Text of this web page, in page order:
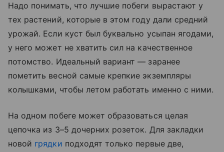
Надо понимать, что лучшие побеги вырастают у
тех растений, которые в этом году дали средний
урожай. Если куст был буквально усыпан ягодами,
у него может не хватить сил на качественное
потомство. Идеальный вариант — заранее
пометить весной самые крепкие экземпляры
колышками, чтобы летом работать именно с ними.
На одном побеге может образоваться целая
цепочка из 3–5 дочерних розеток. Для закладки
новой грядки подходят только первые две,